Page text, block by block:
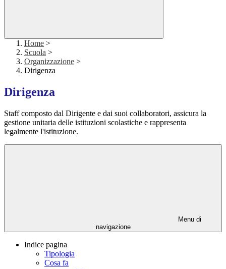
Home >
Scuola >
Organizzazione >
Dirigenza
Dirigenza
Staff composto dal Dirigente e dai suoi collaboratori, assicura la
gestione unitaria delle istituzioni scolastiche e rappresenta
legalmente l'istituzione.
Menu di
navigazione
Indice pagina
Tipologia
Cosa fa